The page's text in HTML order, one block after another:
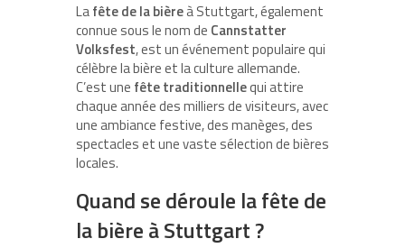
Lafête de la bièreà Stuttgart, également
connue sous le nom de Cannstatter
Volksfest, est un événement populaire qui
célèbre la bière et la culture allemande.
C’est une fête traditionnellequi attire
chaque année des milliers de visiteurs, avec
une ambiance festive, des manèges, des
spectacles et une vaste sélection de bières
locales.
Quand se déroule la fête de
la bière à Stuttgart ?